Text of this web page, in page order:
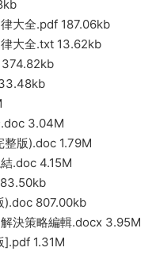
大全.pdf 187.06kb
大全.txt 13.62kb
374.82kb
.doc 3.04M
整版).doc 1.79M
.doc 4.15M
).doc 807.00kb
決策略編輯.docx 3.95M
].pdf 1.31M